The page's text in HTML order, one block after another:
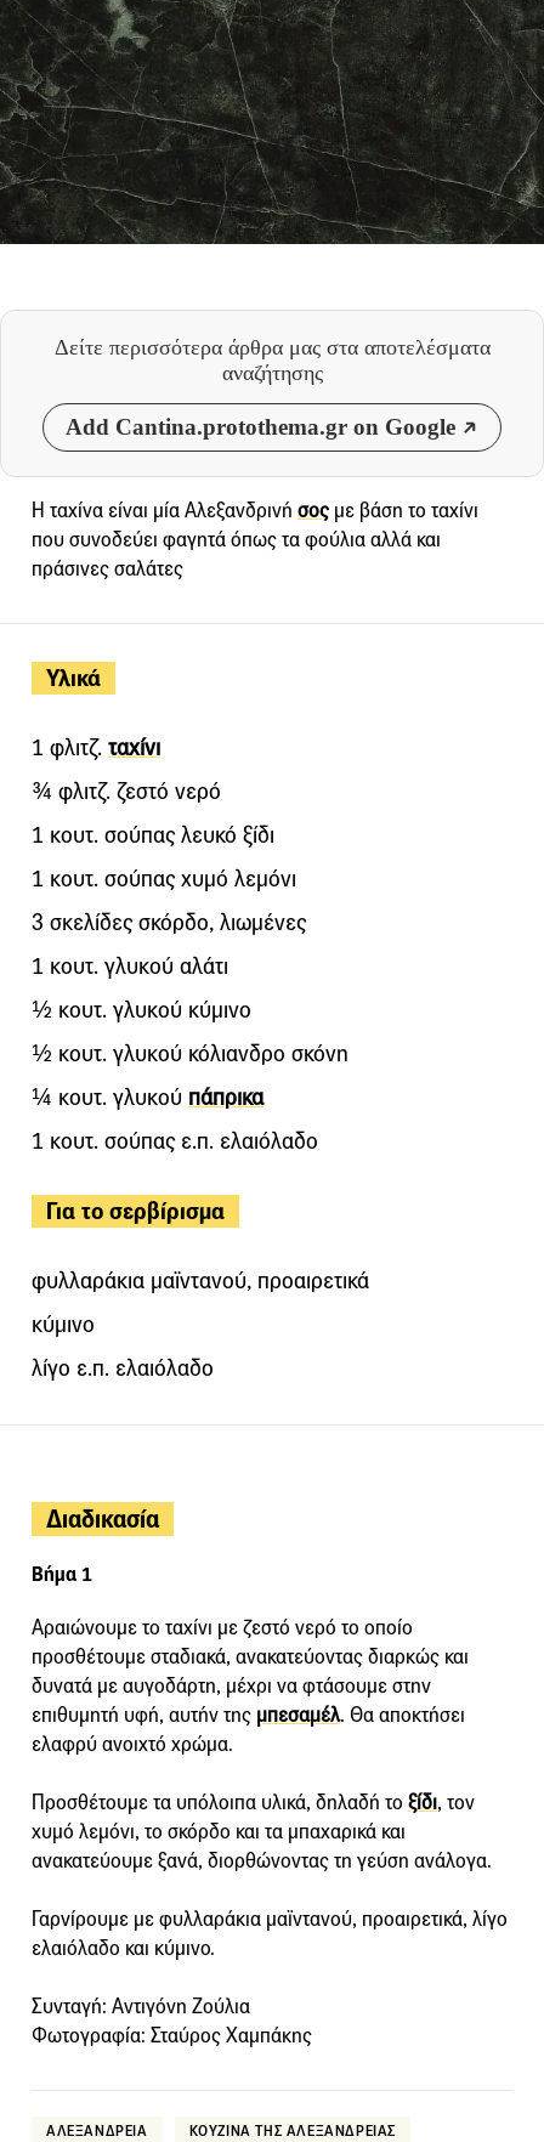
Δείτε περισσότερα άρθρα μας στα αποτελέσματα
αναζήτησης
Add Cantina.protothema.gr on Google
Υλικά
1 φλιτζ. ταχίνι
¾ φλιτζ. ζεστό νερό
1 κουτ. σούπας λευκό ξίδι
1 κουτ. σούπας χυμό λεμόνι
3 σκελίδες σκόρδο, λιωμένες
1 κουτ. γλυκού αλάτι
½ κουτ. γλυκού κύμινο
½ κουτ. γλυκού κόλιανδρο σκόνη
¼ κουτ. γλυκού πάπρικα
1 κουτ. σούπας ε.π. ελαιόλαδο
Για το σερβίρισμα
φυλλαράκια μαϊντανού, προαιρετικά
κύμινο
λίγο ε.π. ελαιόλαδο
Η ταχίνα είναι μία Αλεξανδρινή σος με βάση το ταχίνι
που συνοδεύει φαγητά όπως τα φούλια αλλά και
πράσινες σαλάτες
Διαδικασία
Βήμα 1
Αραιώνουμε το ταχίνι με ζεστό νερό το οποίο
προσθέτουμε σταδιακά, ανακατεύοντας διαρκώς και
δυνατά με αυγοδάρτη, μέχρι να φτάσουμε στην
επιθυμητή υφή, αυτήν της μπεσαμέλ. Θα αποκτήσει
ελαφρύ ανοιχτό χρώμα.
Προσθέτουμε τα υπόλοιπα υλικά, δηλαδή το ξίδι, τον
χυμό λεμόνι, το σκόρδο και τα μπαχαρικά και
ανακατεύουμε ξανά, διορθώνοντας τη γεύση ανάλογα.
Γαρνίρουμε με φυλλαράκια μαϊντανού, προαιρετικά, λίγο
ελαιόλαδο και κύμινο.
Συνταγή: Αντιγόνη Ζούλια
Φωτογραφία: Σταύρος Χαμπάκης
ΑΛΕΞΑΝΔΡΕΙΑ ΚΟΥΖΙΝΑ ΤΗΣ ΑΛΕΞΑΝΔΡΕΙΑΣ